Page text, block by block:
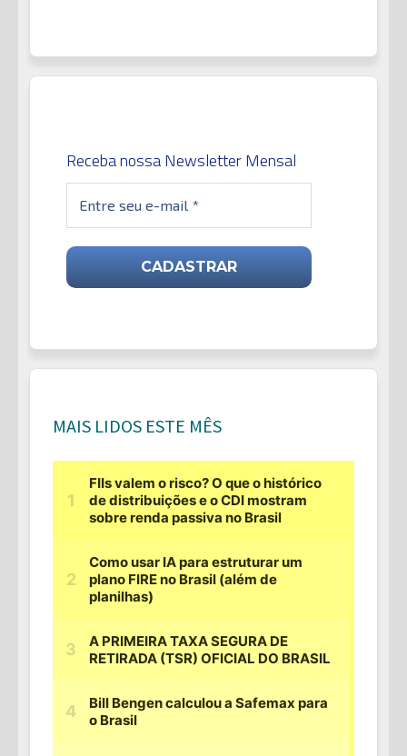
Receba nossa Newsletter Mensal
MAIS LIDOS ESTE MÊS